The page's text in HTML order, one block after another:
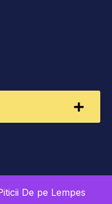
De pe Lempes